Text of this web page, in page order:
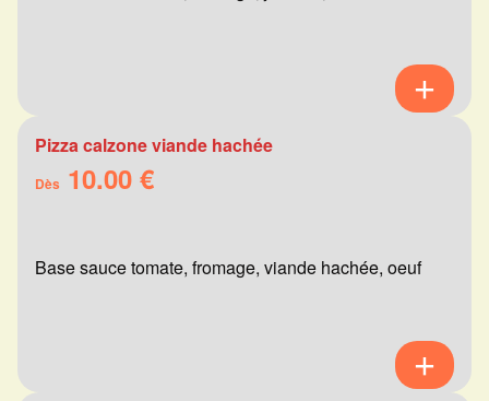
Pizza calzone viande hachée
Dès 10.00 €
Base sauce tomate, fromage, viande hachée, oeuf